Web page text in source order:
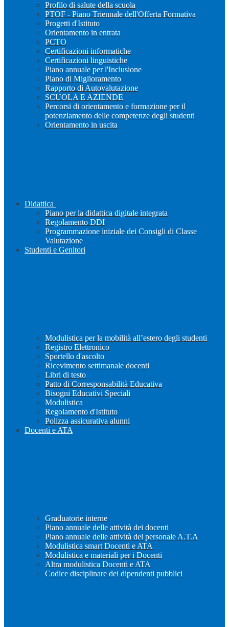
Profilo di salute della scuola
PTOF - Piano Triennale dell'Offerta Formativa
Progetti d'Istituto
Orientamento in entrata
PCTO
Certificazioni informatiche
Certificazioni linguistiche
Piano annuale per l'Inclusione
Piano di Miglioramento
Rapporto di Autovalutazione
SCUOLA E AZIENDE
Percorsi di orientamento e formazione per il
potenziamento delle competenze degli studenti
Orientamento in uscita
Didattica
Piano per la didattica digitale integrata
Regolamento DDI
Programmazione iniziale dei Consigli di Classe
Valutazione
Studenti e Genitori
Modulistica per la mobilità all’estero degli studenti
Registro Elettronico
Sportello d'ascolto
Ricevimento settimanale docenti
Libri di testo
Patto di Corresponsabilità Educativa
Bisogni Educativi Speciali
Modulistica
Regolamento d'Istituto
Polizza assicurativa alunni
Docenti e ATA
Graduatorie interne
Piano annuale delle attività dei docenti
Piano annuale delle attività del personale A.T.A
Modulistica smart Docenti e ATA
Modulistica e materiali per i Docenti
Altra modulistica Docenti e ATA
Codice disciplinare dei dipendenti pubblici